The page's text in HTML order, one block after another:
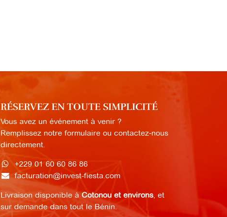
RÉSERVEZ EN TOUTE SIMPLICITÉ
Vous avez un événement à venir ?
Remplissez notre formulaire ou contactez‑nous
directement.
+229 01 60 60 86 86
facturation@invest-fiesta.com
Livraison disponible àCotonou et environs, et
sur demande dans tout le Bénin.